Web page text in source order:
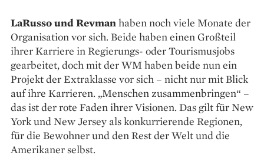
LaRusso und Revmanhaben noch viele Monate der
Organisation vor sich. Beide haben einen Großteil
ihrer Karriere in Regierungs- oder Tourismusjobs
gearbeitet, doch mit der WM haben beide nun ein
Projekt der Extraklasse vor sich – nicht nur mit Blick
auf ihre Karrieren. „Menschen zusammenbringen“ –
das ist der rote Faden ihrer Visionen. Das gilt für New
York und New Jersey als konkurrierende Regionen,
für die Bewohner und den Rest der Welt und die
Amerikaner selbst.